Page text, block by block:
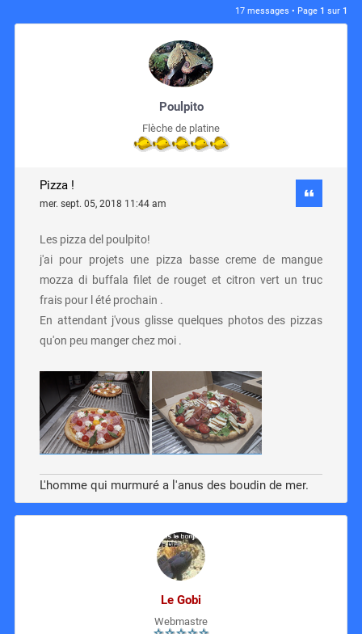
17 messages • Page 1 sur 1
Poulpito
Flèche de platine
Pizza !
mer. sept. 05, 2018 11:44 am
Les pizza del poulpito!
j'ai pour projets une pizza basse creme de mangue
mozza di buffala filet de rouget et citron vert un truc
frais pour l été prochain .
En attendant j'vous glisse quelques photos des pizzas
qu'on peu manger chez moi .
L'homme qui murmuré a l'anus des boudin de mer.
Le Gobi
Webmastre